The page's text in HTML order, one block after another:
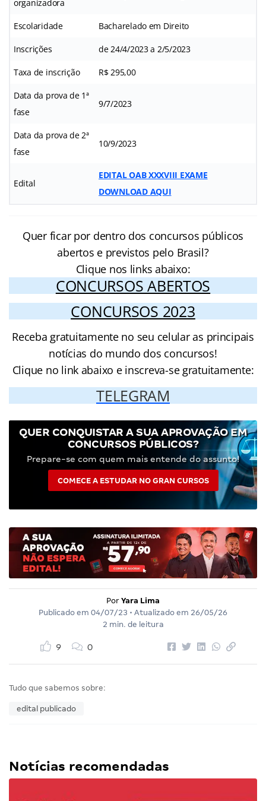
organizadora
Escolaridade Bacharelado em Direito
Inscrições de 24/4/2023 a 2/5/2023
Taxa de inscrição R$ 295,00
Data da prova de 1ª
fase
9/7/2023
Data da prova de 2ª
fase
10/9/2023
Edital
EDITAL OAB XXXVIII EXAME
DOWNLOAD AQUI
Quer ficar por dentro dos concursos públicos
abertos e previstos pelo Brasil?
Clique nos links abaixo:
CONCURSOS ABERTOS
CONCURSOS 2023
Receba gratuitamente no seu celular as principais
notícias do mundo dos concursos!
Clique no link abaixo e inscreva-se gratuitamente:
TELEGRAM
QUER CONQUISTAR A SUA APROVAÇÃO EM
CONCURSOS PÚBLICOS?
Prepare-se com quem mais entende do assunto!
COMECE A ESTUDAR NO GRAN CURSOS
Por Yara Lima
Publicado em 04/07/23 • Atualizado em 26/05/26
2 min. de leitura
9 0
Tudo que sabemos sobre:
edital publicado
Notícias recomendadas